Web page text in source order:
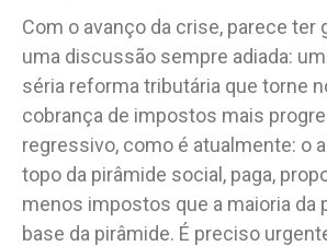
Com o avanço da crise, parece ter
uma discussão sempre adiada:
séria reforma tributária que torne
cobrança de impostos mais
regressivo, como é atualmente: o
topo da pirâmide social, paga,
menos impostos que a maioria da
base da pirâmide. É preciso